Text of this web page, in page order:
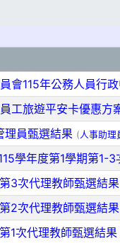
會115年公務人員行
工旅遊平安卡優惠方
理員甄選結果 ( 人事助理
學年度第1學期第1-
3次代理教師甄選結果
2次代理教師甄選結果
1次代理教師甄選結果